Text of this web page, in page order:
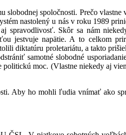
spoločnosti. Prečo
nastolený u nás v roku 1989
spravodlivosť. Skôr sa nám
jestvuje napätie. A to celkom
diktatúru proletariátu, a takto
samotné slobodné
politickú moc. (Vlastne niekedy aj
Aby ho mohli ľudia vnímať ako